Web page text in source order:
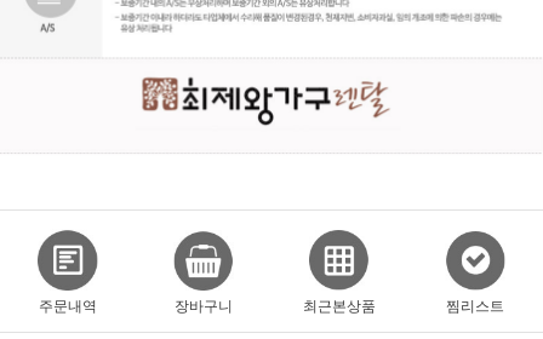
주문내역 장바구니 최근본상품 찜리스트